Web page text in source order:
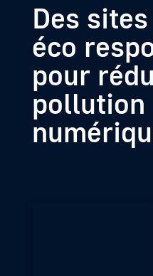
Des
éco
pour
pollution